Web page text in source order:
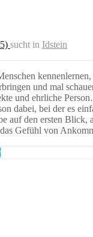
sucht in Idstein
und mal
und ehrliche
dabei, bei der es
auf den ersten Blick,
Gefühl von